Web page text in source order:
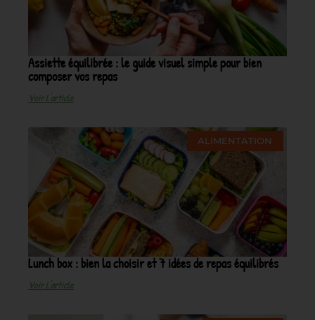
Assiette équilibrée : le guide visuel simple pour bien
composer vos repas
Voir L'article
ALIMENTATION
Lunch box : bien la choisir et 7 idées de repas équilibrés
Voir L'article